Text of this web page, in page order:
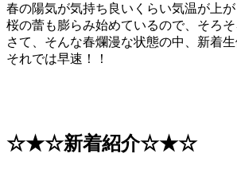
春の陽気が気持ち良いくらい気温が上が
桜の蕾も膨らみ始めているので、そろ
さて、そんな春爛漫な状態の中、新着
それでは早速！！
☆★☆新着紹介☆★☆